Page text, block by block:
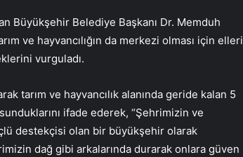
Büyükşehir Belediye Başkanı Dr. Memduh
ve hayvancılığın da merkezi olması için elleri
vurguladı.
tarım ve hayvancılık alanında geride kalan 5
ifade ederek, “Şehrimizin ve
destekçisi olan bir büyükşehir olarak
dağ gibi arkalarında durarak onlara güven